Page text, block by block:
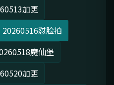
加更
20260516怼脸拍
魔仙堡
加更